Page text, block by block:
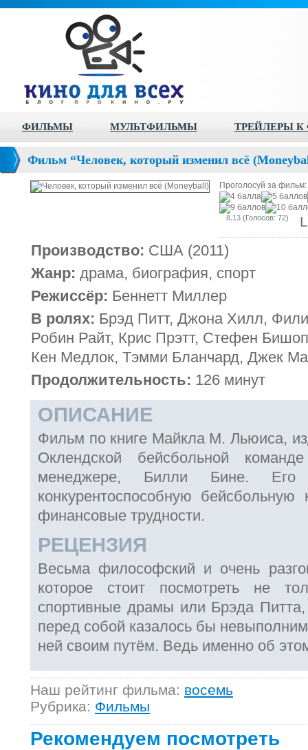
ФИЛЬМЫ МУЛЬТФИЛЬМЫ ТРЕЙЛЕРЫ
Фильм “Человек, который изменил всё
Проголосуй за фильм:
8.13 (Голосов: 72)
Производство: США (2011)
Жанр: драма, биография, спорт
Режиссёр: Беннетт Миллер
В ролях: Брэд Питт, Джона Хилл,
Робин Райт, Крис Прэтт, Стефен
Кен Медлок, Тэмми Бланчард, Джек
Продолжительность: 126 минут
ОПИСАНИЕ
Фильм по книге Майкла M. Льюиса,
Оклендской бейсбольной
менеджере, Билли Бине.
конкурентоспособную
финансовые трудности.
РЕЦЕНЗИЯ
Весьма философский и очень
которое стоит посмотреть не
спортивные драмы или Брэда
перед собой казалось бы
ней своим путём. Ведь именно об
Наш рейтинг фильма: восемь
Рубрика: Фильмы
Рекомендуем посмотреть